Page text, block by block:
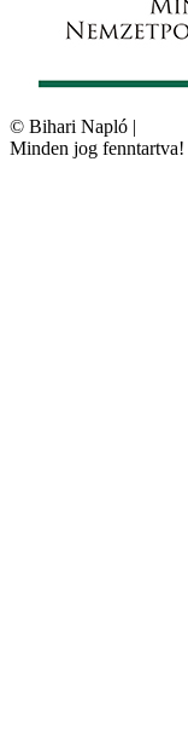
© Bihari Napló |
Minden jog fenntartva!